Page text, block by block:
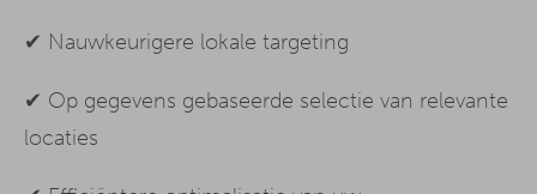
✔ Nauwkeurigere lokale targeting
✔ Op gegevens gebaseerde selectie van relevante
locaties